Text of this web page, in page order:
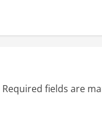
Required fields are